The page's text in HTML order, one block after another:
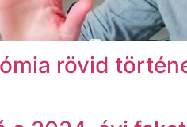
rövid